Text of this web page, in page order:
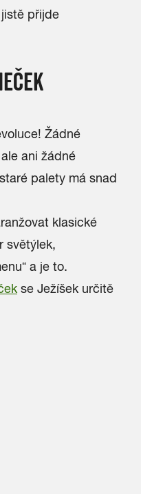
přijde
Žádné
ani žádné
palety má snad
klasické
světýlek,
a je to.
se Ježíšek určitě